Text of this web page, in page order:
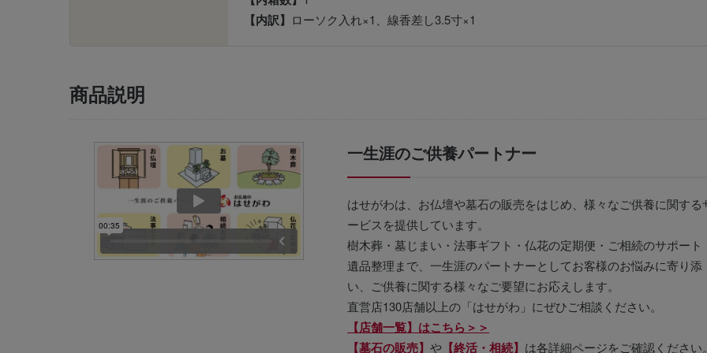
【内訳】 ローソク入れ×1、線香差し3.5寸×1
商品説明
一生涯のご供養パートナー
はせがわは、お仏壇や墓石の販売をはじめ、様々なご供養に関する
ービスを提供しています。
樹木葬・墓じまい・法事ギフト・仏花の定期便・ご相続のサポート
遺品整理まで、一生涯のパートナーとしてお客様のお悩みに寄り添
い、ご供養に関する様々なご要望にお応えします。
直営店130店舗以上の「はせがわ」にぜひご相談ください。
【店舗一覧】はこちら＞＞
【墓石の販売】 や 【終活・相続】 は各詳細ページをご確認ください。